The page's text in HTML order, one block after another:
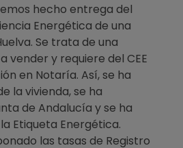
hecho entrega del
Energética de una
Se trata de una
vender y requiere del CEE
en Notaría. Así, se ha
la vivienda, se ha
de Andalucía y se ha
Etiqueta Energética.
las tasas de Registro